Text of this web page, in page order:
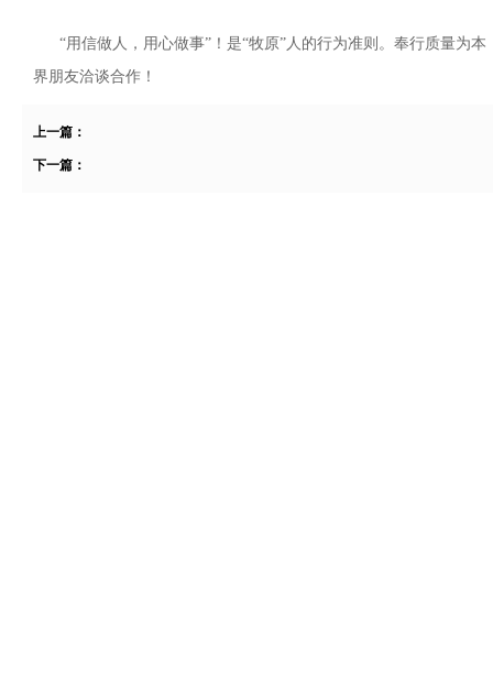
“用信做人，用心做事”！是“牧原”人的行为准则。奉行质量为
界朋友洽谈合作！
上一篇：
下一篇：